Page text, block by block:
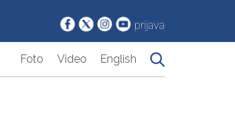
prijava
Foto Video English